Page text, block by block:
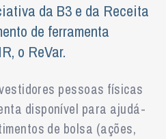
da B3 e da Receita
de ferramenta
o ReVar.
pessoas físicas
disponível para ajudá-
de bolsa (ações,